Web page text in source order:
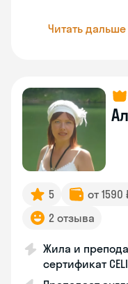
Читать дальше
5 от
2 отзыва
Жила и
сертификат